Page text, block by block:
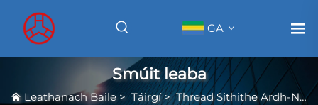
GA
Smúit leaba
Leathanach Baile> Táirgí>Thread Sithithe Ardh-Neart Filamaint Leanúnach